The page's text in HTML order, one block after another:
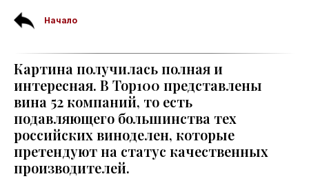
Начало
Картина получилась полная и
интересная. В Top100 представлены
вина 52 компаний, то есть
подавляющего большинства тех
российских виноделен, которые
претендуют на статус качественных
производителей.